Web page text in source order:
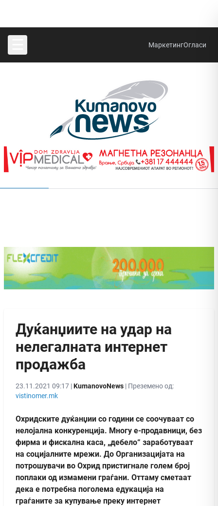
МаркетингОгласи
Дуќанџиите на удар на
нелегалната интернет
продажба
23.11.2021 09:17 |KumanovoNews | Преземено од:
vistinomer.mk
Охридските дуќанџии со години се соочуваат со
нелојална конкуренција. Многу е-продавници, без
фирма и фискална каса, „дебело“ заработуваат
на социјалните мрежи. До Организацијата на
потрошувачи во Охрид пристигнале голем број
поплаки од измамени граѓани. Оттаму сметаат
дека е потребна поголема едукација на
граѓаните за купување преку интернет